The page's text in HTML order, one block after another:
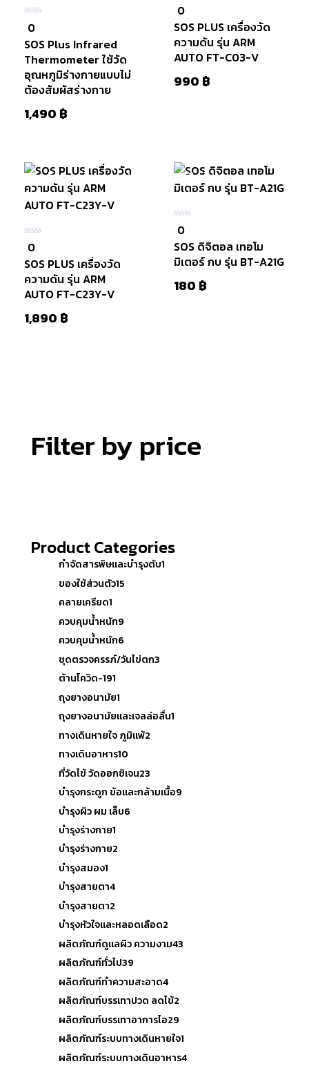
0
ใน
5
0
SOS Plus Infrared
Thermometer ใช้วัด
อุณหภูมิร่างกายแบบไม่
ต้องสัมผัสร่างกาย
1,490 ฿
หยิบใส่
ตะกร้า
0
ใน
5
0
SOS PLUS เครื่องวัด
ความดัน รุ่น ARM
AUTO FT-C03-V
990 ฿
ตะกร้า
สินค้าหมดแล้ว
0
ใน
5
0
SOS PLUS เครื่องวัด
ความดัน รุ่น ARM
AUTO FT-C23Y-V
1,890 ฿
มีสินค้า
0
ใน
5
0
SOS ดิจิตอล เทอโม
มิเตอร์ กบ รุ่น BT-A21G
180 ฿
Filter by price
Product Categories
กำจัดสารพิษและบำรุงตับ1
ของใช้ส่วนตัว15
คลายเครียด1
ควบคุมน้ำหนัก9
ควบคุมน้ำหนัก6
ชุดตรวจครรภ์/วันไข่ตก3
ต้านโควิด-191
ถุงยางอนามัย1
ถุงยางอนามัยและเจลล่อลื่น1
ทางเดินหายใจ ภูมิแพ้2
ทางเดินอาหาร10
ที่วัดไข้ วัดออกซิเจน23
บำรุงกระดูก ข้อและกล้ามเนื้อ9
บำรุงผิว ผม เล็บ6
บำรุงร่างกาย1
บำรุงร่างกาย2
บำรุงสมอง1
บำรุงสายตา4
บำรุงสายตา2
บำรุงหัวใจและหลอดเลือด2
ผลิตภัณฑ์ดูแลผิว ความงาม43
ผลิตภัณฑ์ทั่วไป39
ผลิตภัณฑ์ทำความสะอาด4
ผลิตภัณฑ์บรรเทาปวด ลดไข้2
ผลิตภัณฑ์บรรเทาอาการไอ29
ผลิตภัณฑ์ระบบทางเดินหายใจ1
ผลิตภัณฑ์ระบบทางเดินอาหาร4